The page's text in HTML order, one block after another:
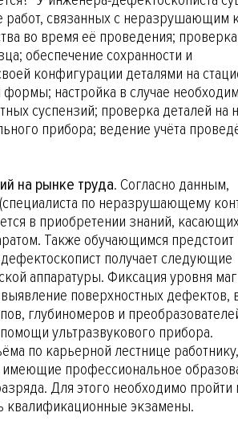
работ, связанных с неразрушающим
во время её проведения; проверка
обеспечение сохранности и
конфигурации деталями на
настройка в случае
суспензий; проверка деталей на
прибора; ведение учёта
на рынке труда. Согласно данным,
по неразрушающему
в приобретении знаний,
Также обучающимся предстоит
получает следующие
аппаратуры. Фиксация уровня
поверхностных дефектов,
глубиномеров и
ультразвукового прибора.
по карьерной лестнице работнику,
профессиональное
Для этого необходимо
квалификационные экзамены.